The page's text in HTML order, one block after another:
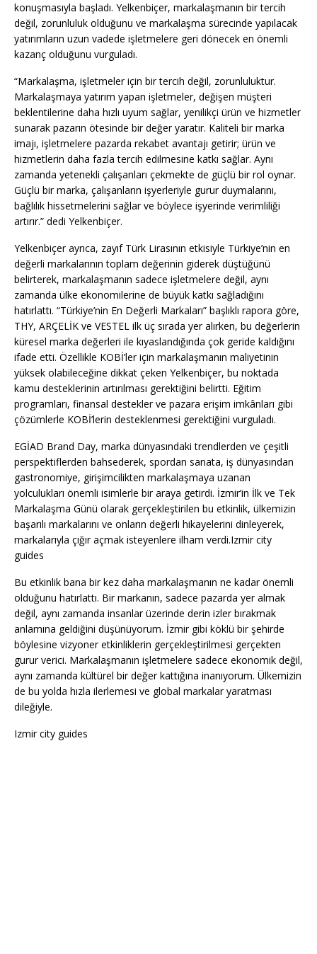
konuşmasıyla başladı. Yelkenbiçer, markalaşmanın bir tercih
değil, zorunluluk olduğunu ve markalaşma sürecinde yapılacak
yatırımların uzun vadede işletmelere geri dönecek en önemli
kazanç olduğunu vurguladı.
“Markalaşma, işletmeler için bir tercih değil, zorunluluktur.
Markalaşmaya yatırım yapan işletmeler, değişen müşteri
beklentilerine daha hızlı uyum sağlar, yenilikçi ürün ve hizmetler
sunarak pazarın ötesinde bir değer yaratır. Kaliteli bir marka
imajı, işletmelere pazarda rekabet avantajı getirir; ürün ve
hizmetlerin daha fazla tercih edilmesine katkı sağlar. Aynı
zamanda yetenekli çalışanları çekmekte de güçlü bir rol oynar.
Güçlü bir marka, çalışanların işyerleriyle gurur duymalarını,
bağlılık hissetmelerini sağlar ve böylece işyerinde verimliliği
artırır.” dedi Yelkenbiçer.
Yelkenbiçer ayrıca, zayıf Türk Lirasının etkisiyle Türkiye’nin en
değerli markalarının toplam değerinin giderek düştüğünü
belirterek, markalaşmanın sadece işletmelere değil, aynı
zamanda ülke ekonomilerine de büyük katkı sağladığını
hatırlattı. “Türkiye’nin En Değerli Markaları” başlıklı rapora göre,
THY, ARÇELİK ve VESTEL ilk üç sırada yer alırken, bu değerlerin
küresel marka değerleri ile kıyaslandığında çok geride kaldığını
ifade etti. Özellikle KOBİ’ler için markalaşmanın maliyetinin
yüksek olabileceğine dikkat çeken Yelkenbiçer, bu noktada
kamu desteklerinin artırılması gerektiğini belirtti. Eğitim
programları, finansal destekler ve pazara erişim imkânları gibi
çözümlerle KOBİ’lerin desteklenmesi gerektiğini vurguladı.
EGİAD Brand Day, marka dünyasındaki trendlerden ve çeşitli
perspektiflerden bahsederek, spordan sanata, iş dünyasından
gastronomiye, girişimcilikten markalaşmaya uzanan
yolculukları önemli isimlerle bir araya getirdi. İzmir’in İlk ve Tek
Markalaşma Günü olarak gerçekleştirilen bu etkinlik, ülkemizin
başarılı markalarını ve onların değerli hikayelerini dinleyerek,
markalarıyla çığır açmak isteyenlere ilham verdi.Izmir city
guides
Bu etkinlik bana bir kez daha markalaşmanın ne kadar önemli
olduğunu hatırlattı. Bir markanın, sadece pazarda yer almak
değil, aynı zamanda insanlar üzerinde derin izler bırakmak
anlamına geldiğini düşünüyorum. İzmir gibi köklü bir şehirde
böylesine vizyoner etkinliklerin gerçekleştirilmesi gerçekten
gurur verici. Markalaşmanın işletmelere sadece ekonomik değil,
aynı zamanda kültürel bir değer kattığına inanıyorum. Ülkemizin
de bu yolda hızla ilerlemesi ve global markalar yaratması
dileğiyle.
Izmir city guides